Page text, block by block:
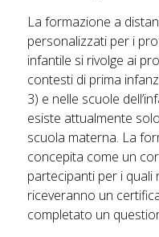
La formazione a
personalizzati per i
infantile si rivolge ai
contesti di prima
3) e nelle scuole
esiste attualmente
scuola materna. La
concepita come un
partecipanti per i
riceveranno un
completato un